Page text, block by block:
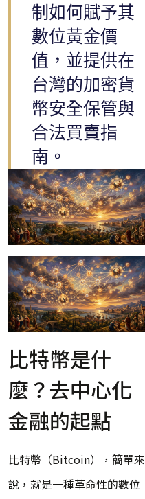
制如何賦予其
數位黃金價
值，並提供在
台灣的加密貨
幣安全保管與
合法買賣指
南。
比特幣是什
麼？去中心化
金融的起點
比特幣（Bitcoin），簡單來
說，就是一種革命性的數位